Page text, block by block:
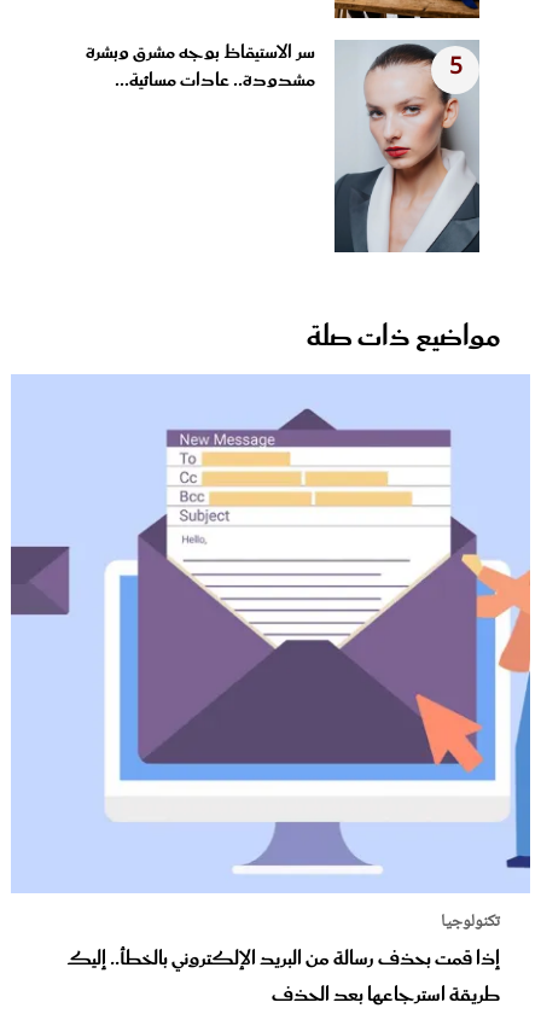
5
سر الاستيقاظ بوجه مشرق وبشرة
مشدودة.. عادات مسائية...
مواضيع ذات صلة
تكنولوجيا
إذا قمت بحذف رسالة من البريد الإلكتروني بالخطأ.. إليك
طريقة استرجاعها بعد الحذف